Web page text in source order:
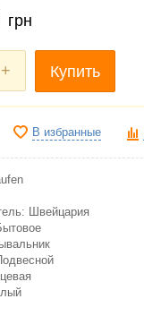
грн
+ Купить
В избранные
Швейцария